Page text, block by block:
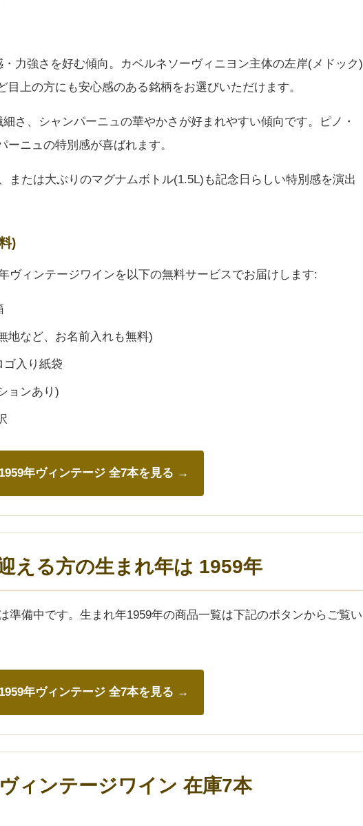
力強さを好む傾向。カベルネソーヴィニヨン主体の左岸(メドック)
上の方にも安心感のある銘柄をお選びいただけます。
さ、シャンパーニュの華やかさが好まれやすい傾向です。ピノ・
ーニュの特別感が喜ばれます。
または大ぶりのマグナムボトル(1.5L)も記念日らしい特別感を演出
)
ヴィンテージワインを以下の無料サービスでお届けします:
地など、お名前入れも無料)
ゴ入り紙袋
ョンあり)
1959年ヴィンテージ 全7本を見る →
える方の生まれ年は 1959年
準備中です。生まれ年1959年の商品一覧は下記のボタンからご覧い
1959年ヴィンテージ 全7本を見る →
ィンテージワイン 在庫7本